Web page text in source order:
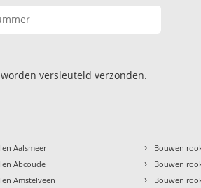
versleuteld verzonden.
Aalsmeer
Abcoude
Amstelveen
› Bouwen
› Bouwen
› Bouwen